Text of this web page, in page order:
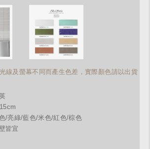
線及螢幕不同而產生色差，實際顏色請以出貨
/亮綠/藍色/米色/紅色/棕色
皆宜